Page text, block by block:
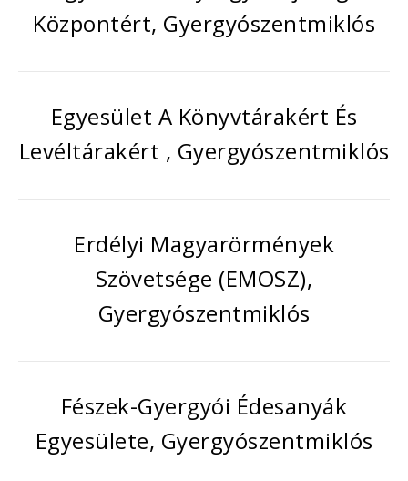
Központért, Gyergyószentmiklós
Egyesület A Könyvtárakért És
Levéltárakért , Gyergyószentmiklós
Erdélyi Magyarörmények
Szövetsége (EMOSZ),
Gyergyószentmiklós
Fészek-Gyergyói Édesanyák
Egyesülete, Gyergyószentmiklós